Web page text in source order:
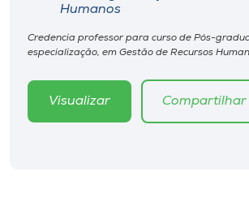
Biblioteca
Editora
Rádio
Humanos
Credencia professor para curso de Pós-
especialização, em Gestão de Recursos
Visualizar Compartilhar